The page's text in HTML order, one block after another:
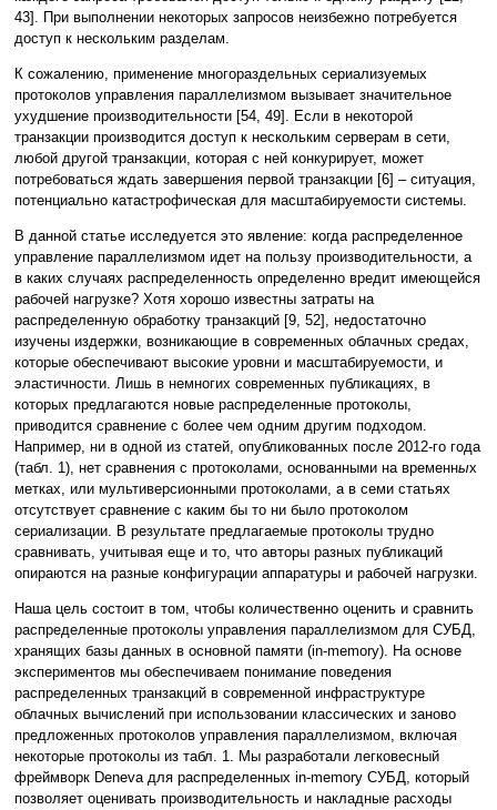
43]. При выполнении некоторых запросов неизбежно потребуется
доступ к нескольким разделам.
К сожалению, применение многораздельных сериализуемых
протоколов управления параллелизмом вызывает значительное
ухудшение производительности [54, 49]. Если в некоторой
транзакции производится доступ к нескольким серверам в сети,
любой другой транзакции, которая с ней конкурирует, может
потребоваться ждать завершения первой транзакции [6] – ситуация,
потенциально катастрофическая для масштабируемости системы.
В данной статье исследуется это явление: когда распределенное
управление параллелизмом идет на пользу производительности, а
в каких случаях распределенность определенно вредит имеющейся
рабочей нагрузке? Хотя хорошо известны затраты на
распределенную обработку транзакций [9, 52], недостаточно
изучены издержки, возникающие в современных облачных средах,
которые обеспечивают высокие уровни и масштабируемости, и
эластичности. Лишь в немногих современных публикациях, в
которых предлагаются новые распределенные протоколы,
приводится сравнение с более чем одним другим подходом.
Например, ни в одной из статей, опубликованных после 2012-го года
(табл. 1), нет сравнения с протоколами, основанными на временных
метках, или мультиверсионными протоколами, а в семи статьях
отсутствует сравнение с каким бы то ни было протоколом
сериализации. В результате предлагаемые протоколы трудно
сравнивать, учитывая еще и то, что авторы разных публикаций
опираются на разные конфигурации аппаратуры и рабочей нагрузки.
Наша цель состоит в том, чтобы количественно оценить и сравнить
распределенные протоколы управления параллелизмом для СУБД,
хранящих базы данных в основной памяти (in-memory). На основе
экспериментов мы обеспечиваем понимание поведения
распределенных транзакций в современной инфраструктуре
облачных вычислений при использовании классических и заново
предложенных протоколов управления параллелизмом, включая
некоторые протоколы из табл. 1. Мы разработали легковесный
фреймворк Deneva для распределенных in-memory СУБД, который
позволяет оценивать производительность и накладные расходы